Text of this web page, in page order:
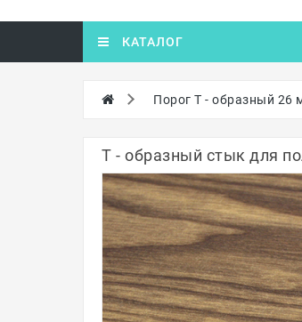
КАТАЛОГ
Порог Т - образный 26
Т - образный стык для